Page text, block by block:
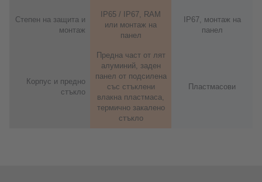
Степен на защита и
монтаж
IP65 / IP67, RAM
или монтаж на
панел
IP67, монтаж на
панел
Корпус и предно
стъкло
Предна част от лят
алуминий, заден
панел от подсилена
със стъклени
влакна пластмаса,
термично закалено
стъкло
Пластмасови